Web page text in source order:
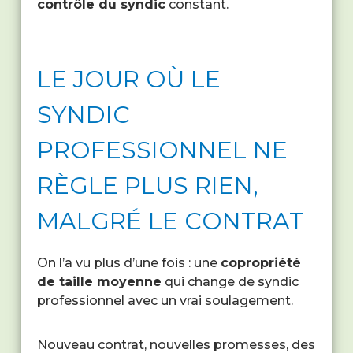
contrôle du syndicconstant.
LE JOUR OÙ LE
SYNDIC
PROFESSIONNEL NE
RÈGLE PLUS RIEN,
MALGRÉ LE CONTRAT
On l’a vu plus d’une fois : une copropriété
de taille moyenne qui change de syndic
professionnel avec un vrai soulagement.
Nouveau contrat, nouvelles promesses, des